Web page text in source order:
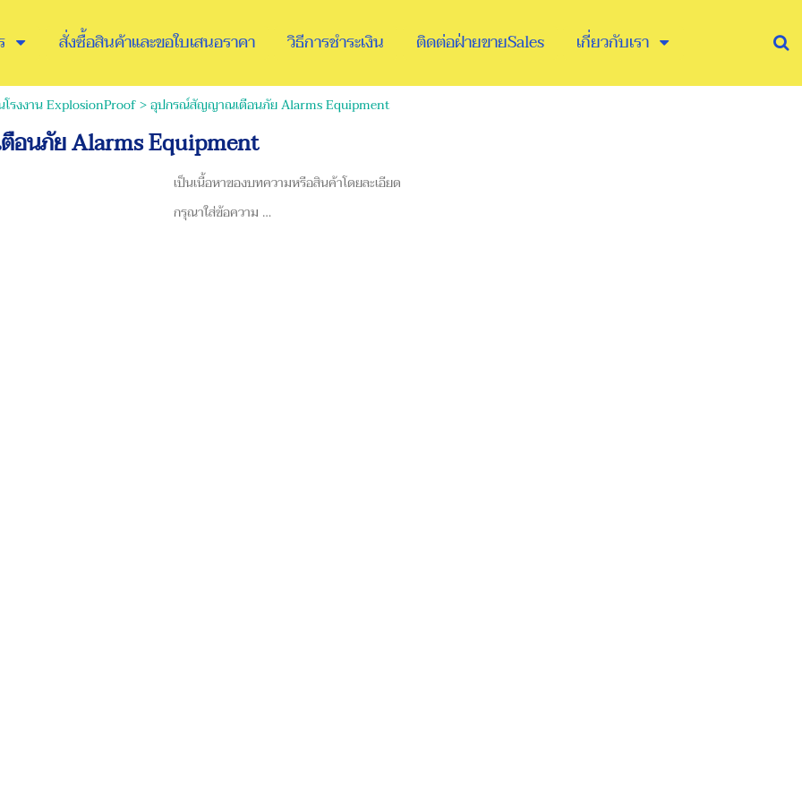
สั่งซื้อสินค้าและขอใบเสนอราคา วิธีการชำระเงิน ติดต่อฝ่ายขายSales เกี่ยวกับเรา
รงงาน ExplosionProof>อุปกรณ์สัญญาณเตือนภัย Alarms Equipment
นภัย Alarms Equipment
เป็นเนื้อหาของบทความหรือสินค้าโดยละเอียด
กรุณาใส่ข้อความ …